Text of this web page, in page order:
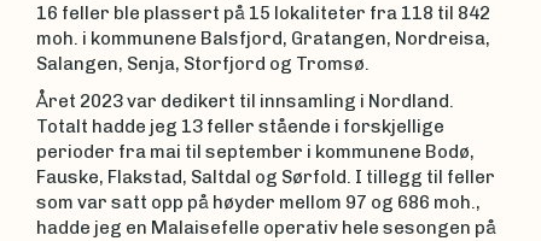
16 feller ble plassert på 15 lokaliteter fra 118 til 842
moh. i kommunene Balsfjord, Gratangen, Nordreisa,
Salangen, Senja, Storfjord og Tromsø.
Året 2023 var dedikert til innsamling i Nordland.
Totalt hadde jeg 13 feller stående i forskjellige
perioder fra mai til september i kommunene Bodø,
Fauske, Flakstad, Saltdal og Sørfold. I tillegg til feller
som var satt opp på høyder mellom 97 og 686 moh.,
hadde jeg en Malaisefelle operativ hele sesongen på